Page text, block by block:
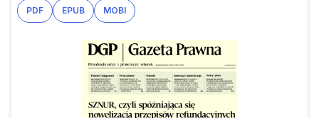
PDF EPUB MOBI